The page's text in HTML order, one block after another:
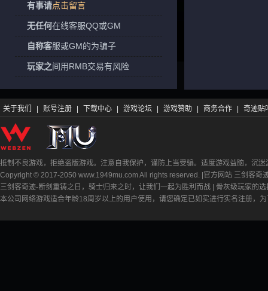
有事请点击留言
无任何在线客服QQ或GM
自称客服或GM的为骗子
玩家之间用RMB交易有风险
关于我们 账号注册 下载中心 游戏论坛 游戏赞助 商务合作 奇迹贴
抵制不良游戏，拒绝盗版游戏。注意自我保护，谨防上当受骗。适度游戏益脑，沉
Copyright © 2017-2050 www.1949mu.com All rights reserved. |官方网站 三剑客奇
三剑客奇迹-断剑重铸之日，骑士归来之时，让我们一起为胜利而战 | 骨灰级玩家的
本公司网络游戏适合年龄18周岁以上的用户使用，请您确定已如实进行实名注册，